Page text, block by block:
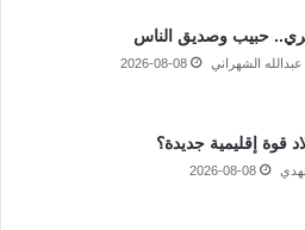
حبيب وصديق الناس
الشهراني 2026-08-08
قوة إقليمية جديدة؟
2026-08-08